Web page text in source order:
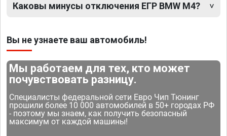
Каковы минусы отключения ЕГР BMW M4?
Вы не узнаете ваш автомобиль!
Мы работаем для тех, кто может
почувствовать разницу.
Специалисты федеральной сети Евро Чип Тюнинг
прошили более 10 000 автомобилей в 50+ городах РФ
- поэтому мы знаем, как получить безопасный
максимум от каждой машины!